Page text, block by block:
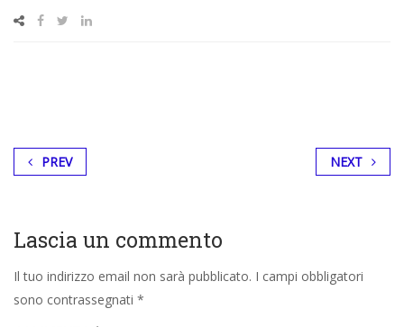
PREV NEXT
Lascia un commento
Il tuo indirizzo email non sarà pubblicato. I campi obbligatori
sono contrassegnati *